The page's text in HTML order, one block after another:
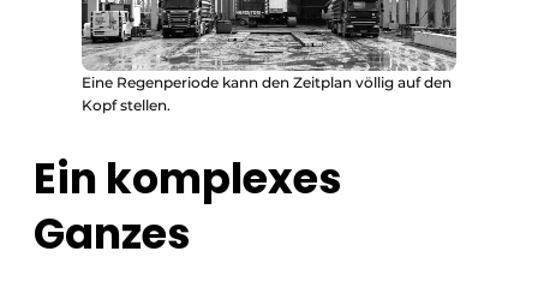
Eine Regenperiode kann den Zeitplan völlig auf den
Kopf stellen.
Ein komplexes
Ganzes